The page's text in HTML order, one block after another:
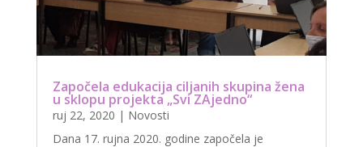
Započela edukacija ciljanih skupina žena
u sklopu projekta „Svi ZAjedno“
ruj 22, 2020 | Novosti
Dana 17. rujna 2020. godine započela je